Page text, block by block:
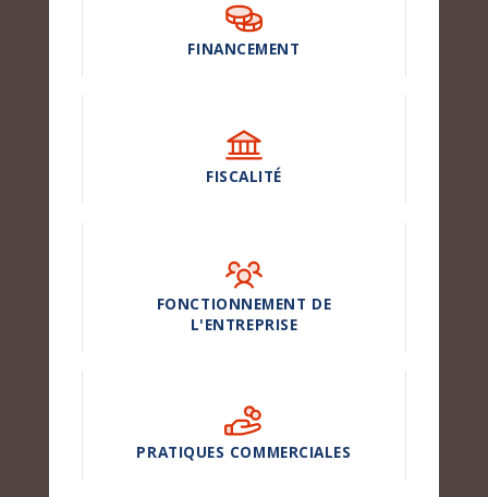
FINANCEMENT
FISCALITÉ
FONCTIONNEMENT DE
L'ENTREPRISE
PRATIQUES COMMERCIALES